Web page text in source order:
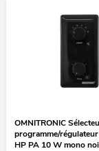
OMNITRONIC
programme/
HP PA 10 W mono